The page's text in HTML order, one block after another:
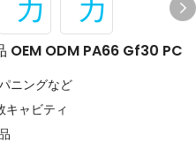
OEM ODM PA66 Gf30 PC
ニングなど
ャビティ